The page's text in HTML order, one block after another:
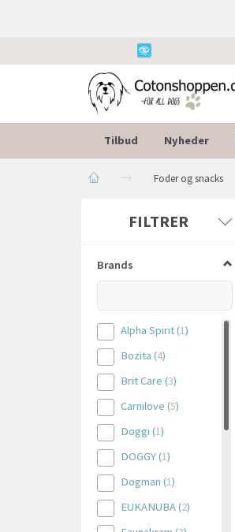
Tilbud Nyheder
Foder og snacks
FILTRER
Brands
Alpha Spirit(1)
Bozita (4)
Brit Care (3)
Carnilove (5)
Doggi (1)
DOGGY(1)
Dogman (1)
EUKANUBA(2)